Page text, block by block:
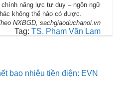
năng lực tư duy – ngôn ngữ
không thể nào có được.
NXBGD, sachgiaoduchanoi.vn
Tag: TS. Phạm Văn Lam
bao nhiêu tiền điện: EVN